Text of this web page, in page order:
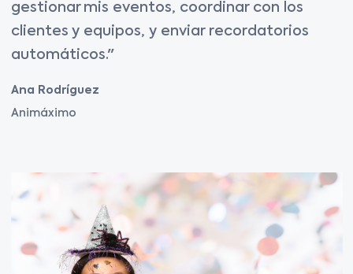
gestionar mis eventos, coordinar con los
clientes y equipos, y enviar recordatorios
automáticos."
Ana Rodríguez
Animáximo